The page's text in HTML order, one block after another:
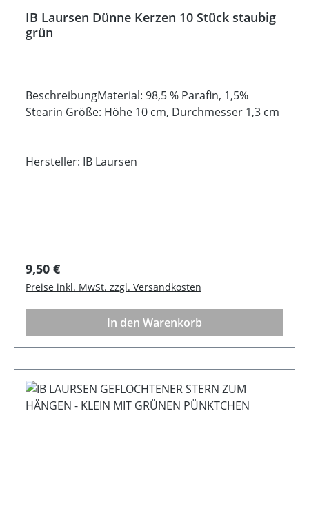
IB Laursen Dünne Kerzen 10 Stück staubig
grün
BeschreibungMaterial: 98,5 % Parafin, 1,5%
Stearin Größe: Höhe 10 cm, Durchmesser 1,3 cm
Hersteller: IB Laursen
Regulärer Preis:
9,50 €
Preise inkl. MwSt. zzgl. Versandkosten
In den Warenkorb